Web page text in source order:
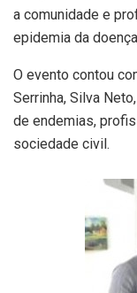
a comunidade e
epidemia da
O evento contou
Serrinha, Silva
de endemias,
sociedade civil.